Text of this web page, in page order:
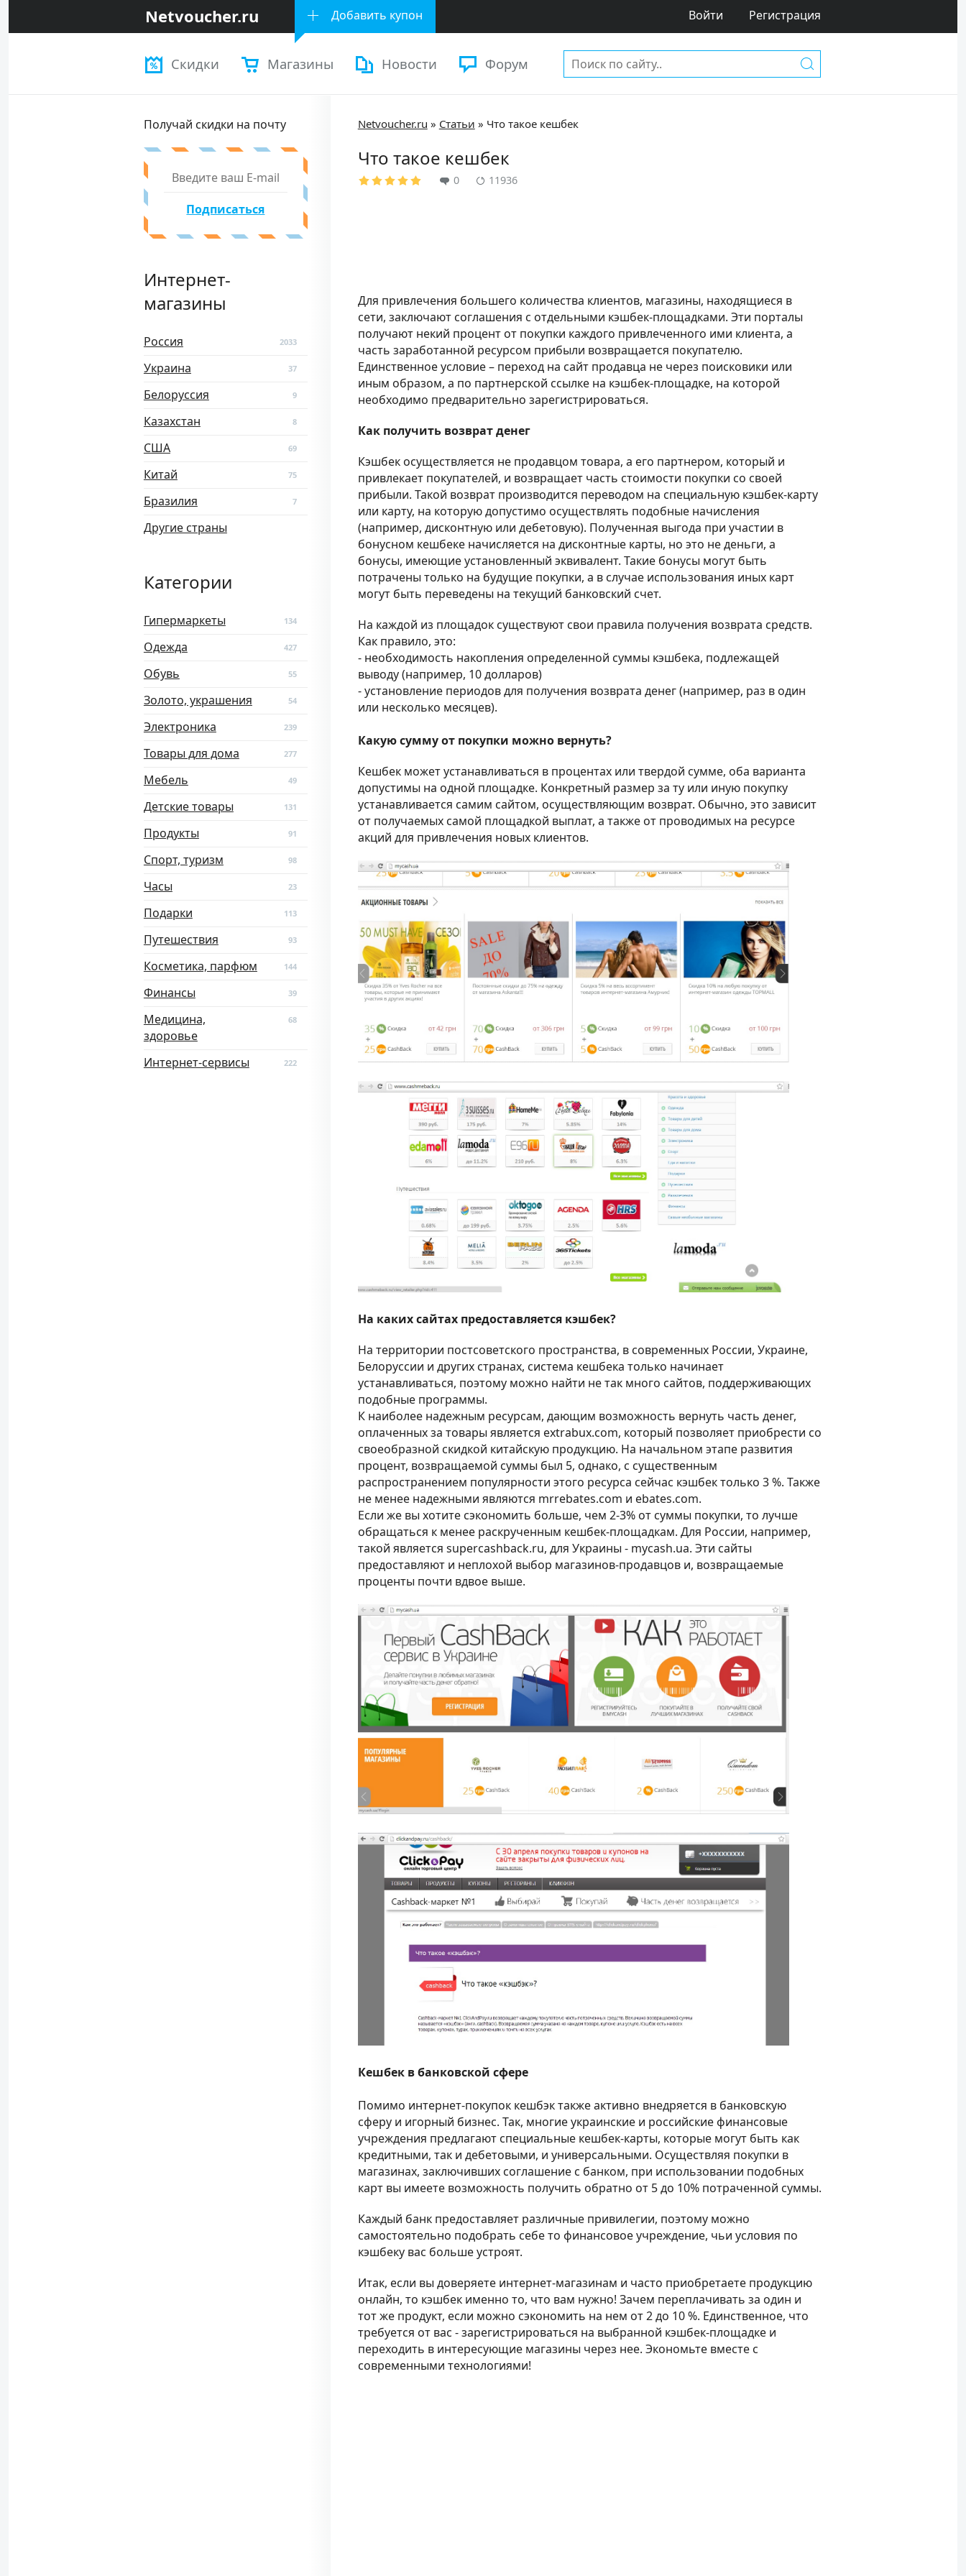
Netvoucher.ru Добавить купон Войти Регистрация
Скидки Магазины Новости Форум
Netvoucher.ru » Статьи » Что такое кешбек
Что такое кешбек
0 11936
Для привлечения большего количества клиентов, магазины, находящиеся в
сети, заключают соглашения с отдельными кэшбек-площадками. Эти порталы
получают некий процент от покупки каждого привлеченного ими клиента, а
часть заработанной ресурсом прибыли возвращается покупателю.
Единственное условие – переход на сайт продавца не через поисковики или
иным образом, а по партнерской ссылке на кэшбек-площадке, на которой
необходимо предварительно зарегистрироваться.
Как получить возврат денег
Кэшбек осуществляется не продавцом товара, а его партнером, который и
привлекает покупателей, и возвращает часть стоимости покупки со своей
прибыли. Такой возврат производится переводом на специальную кэшбек-карту
или карту, на которую допустимо осуществлять подобные начисления
(например, дисконтную или дебетовую). Полученная выгода при участии в
бонусном кешбеке начисляется на дисконтные карты, но это не деньги, а
бонусы, имеющие установленный эквивалент. Такие бонусы могут быть
потрачены только на будущие покупки, а в случае использования иных карт
могут быть переведены на текущий банковский счет.
На каждой из площадок существуют свои правила получения возврата средств.
Как правило, это:
- необходимость накопления определенной суммы кэшбека, подлежащей
выводу (например, 10 долларов)
- установление периодов для получения возврата денег (например, раз в один
или несколько месяцев).
Какую сумму от покупки можно вернуть?
Кешбек может устанавливаться в процентах или твердой сумме, оба варианта
допустимы на одной площадке. Конкретный размер за ту или иную покупку
устанавливается самим сайтом, осуществляющим возврат. Обычно, это зависит
от получаемых самой площадкой выплат, а также от проводимых на ресурсе
акций для привлечения новых клиентов.
На каких сайтах предоставляется кэшбек?
На территории постсоветского пространства, в современных России, Украине,
Белоруссии и других странах, система кешбека только начинает
устанавливаться, поэтому можно найти не так много сайтов, поддерживающих
подобные программы.
К наиболее надежным ресурсам, дающим возможность вернуть часть денег,
оплаченных за товары является extrabux.com, который позволяет приобрести со
своеобразной скидкой китайскую продукцию. На начальном этапе развития
процент, возвращаемой суммы был 5, однако, с существенным
распространением популярности этого ресурса сейчас кэшбек только 3 %. Также
не менее надежными являются mrrebates.com и ebates.com.
Если же вы хотите сэкономить больше, чем 2-3% от суммы покупки, то лучше
обращаться к менее раскрученным кешбек-площадкам. Для России, например,
такой является supercashback.ru, для Украины - mycash.uа. Эти сайты
предоставляют и неплохой выбор магазинов-продавцов и, возвращаемые
проценты почти вдвое выше.
Кешбек в банковской сфере
Помимо интернет-покупок кешбэк также активно внедряется в банковскую
сферу и игорный бизнес. Так, многие украинские и российские финансовые
учреждения предлагают специальные кешбек-карты, которые могут быть как
кредитными, так и дебетовыми, и универсальными. Осуществляя покупки в
магазинах, заключивших соглашение с банком, при использовании подобных
карт вы имеете возможность получить обратно от 5 до 10% потраченной суммы.
Каждый банк предоставляет различные привилегии, поэтому можно
самостоятельно подобрать себе то финансовое учреждение, чьи условия по
кэшбеку вас больше устроят.
Итак, если вы доверяете интернет-магазинам и часто приобретаете продукцию
онлайн, то кэшбек именно то, что вам нужно! Зачем переплачивать за один и
тот же продукт, если можно сэкономить на нем от 2 до 10 %. Единственное, что
требуется от вас - зарегистрироваться на выбранной кэшбек-площадке и
переходить в интересующие магазины через нее. Экономьте вместе с
современными технологиями!
Получай скидки на почту
Подписаться
Интернет-
магазины
Россия 2033
Украина 37
Белоруссия 9
Казахстан 8
США 69
Китай 75
Бразилия 7
Другие страны
Категории
Гипермаркеты 134
Одежда 427
Обувь 55
Золото, украшения 54
Электроника 239
Товары для дома 277
Мебель 49
Детские товары 131
Продукты 91
Спорт, туризм 98
Часы 23
Подарки 113
Путешествия 93
Косметика, парфюм 144
Финансы 39
Медицина,
здоровье
68
Интернет-сервисы 222